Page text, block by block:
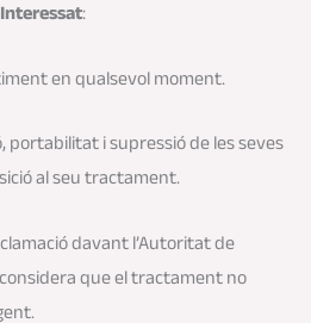
:
en qualsevol moment.
portabilitat i supressió de les seves
al seu tractament.
davant l’Autoritat de
que el tractament no